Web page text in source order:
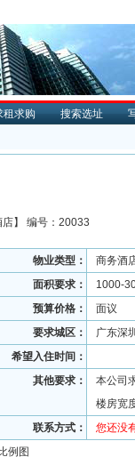
租求购 搜索选址
店】 编号：20033
物业类型：
商务酒
面积要求：
1000-
预算价格：
面议
要求城区：
广东深圳
希望入住时间：
其他要求：
本公司
楼房宽
联系方式：
您还没
例图